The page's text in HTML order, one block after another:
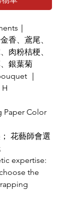
｜
香、鳶尾、
肉粉桔梗、
銀葉菊
｜
Paper Color
花藝師會選
expertise:
the